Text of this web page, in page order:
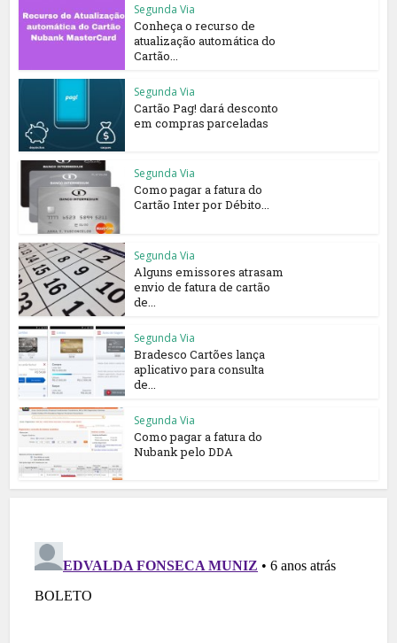
Segunda Via
Conheça o recurso de
atualização automática do
Cartão...
Segunda Via
Cartão Pag! dará desconto
em compras parceladas
Segunda Via
Como pagar a fatura do
Cartão Inter por Débito...
Segunda Via
Alguns emissores atrasam
envio de fatura de cartão
de...
Segunda Via
Bradesco Cartões lança
aplicativo para consulta
de...
Segunda Via
Como pagar a fatura do
Nubank pelo DDA